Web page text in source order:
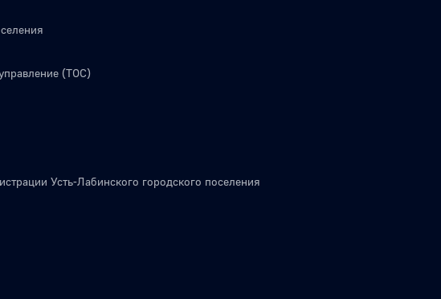
(ТОС)
Усть-Лабинского городского поселения